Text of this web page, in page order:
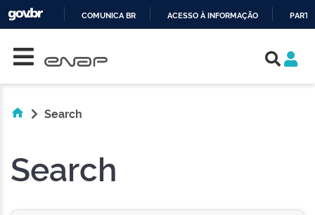
COMUNICA BR ACESSO À INFORMAÇÃO
Search
Search